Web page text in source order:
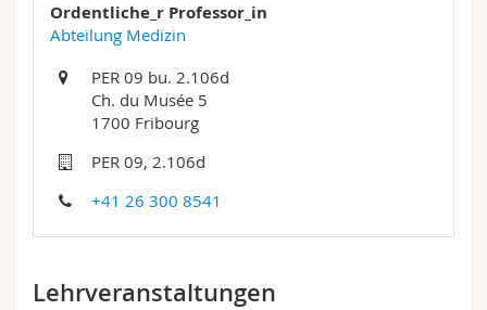
Weiterbildung
Philosophische Fak.
Fak. für Erziehungs- und Bildungswissenschaften
Math.-Nat. und Med. Fak.
Interfakultär
Medien
Forschende
Mitarbeitende
Doktorierende
Ortsplan
Bibliotheken
Webmail
Vorlesungsverzeichnis
Ordentliche_r Professor_in
Abteilung Medizin
PER 09 bu. 2.106d
Ch. du Musée 5
1700 Fribourg
PER 09, 2.106d
+41 26 300 8541
Lehrveranstaltungen